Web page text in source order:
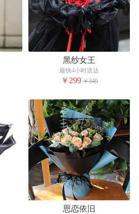
黑纱女王
最快4小时送达
￥299 ￥349
思恋依旧